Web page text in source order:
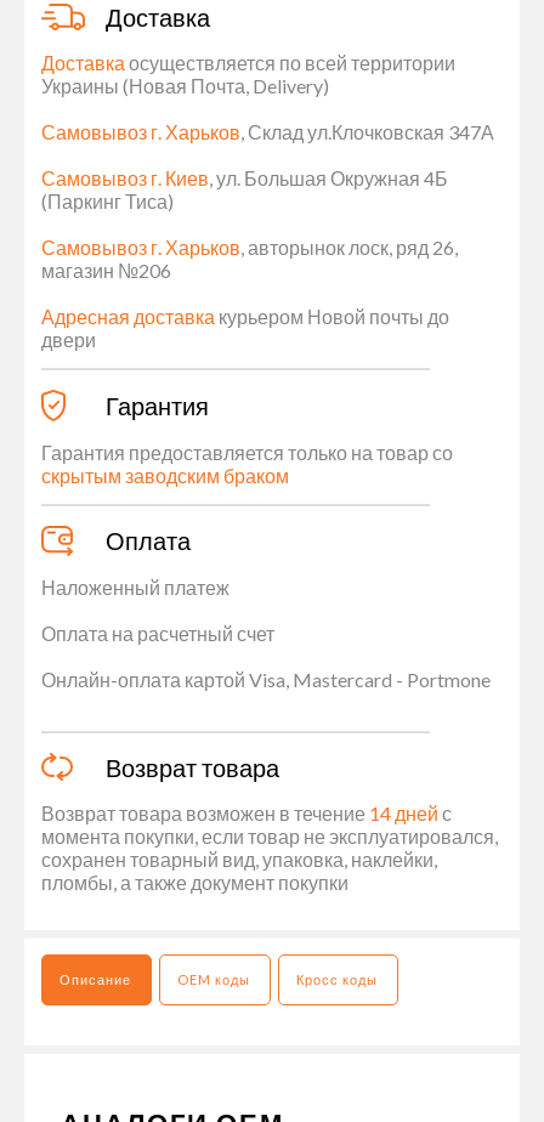
Доставка
Доставка осуществляется по всей территории
Украины (Новая Почта, Delivery)
Самовывоз г. Харьков, Склад ул.Клочковская 347А
Самовывоз г. Киев, ул. Большая Окружная 4Б
(Паркинг Тиса)
Самовывоз г. Харьков, авторынок лоск, ряд 26,
магазин №206
Адресная доставка курьером Новой почты до
двери
Гарантия
Гарантия предоставляется только на товар со
скрытым заводским браком
Оплата
Наложенный платеж
Оплата на расчетный счет
Онлайн-оплата картой Visa, Mastercard - Portmone
Возврат товара
Возврат товара возможен в течение 14 дней с
момента покупки, если товар не эксплуатировался,
сохранен товарный вид, упаковка, наклейки,
пломбы, а также документ покупки
Описание OEM коды Кросс коды